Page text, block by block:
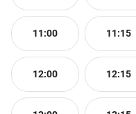
11:00 11:15
12:00 12:15